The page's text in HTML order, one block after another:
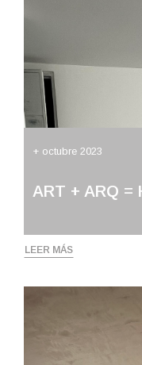
+ octubre 2023
ART + ARQ =
LEER MÁS